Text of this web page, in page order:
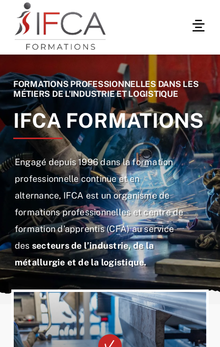
Passer
contenu
Formations en Alternance
Qui sommes-nous ?
Contact
FORMATIONS PROFESSIONNELLES DANS LES
MÉTIERS DE L’INDUSTRIE ET LOGISTIQUE
IFCA FORMATIONS
Engagé depuis 1996 dans la formation
professionnelle continue et en
alternance, IFCA est un organisme de
formations professionnelles et centre de
formation d’apprentis (CFA) au service
des secteurs de l’industrie, de la
métallurgie et de la logistique.